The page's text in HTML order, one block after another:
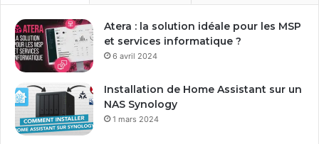
r
e
a
d
s
e
Atera : la solution idéale pour les MSP
et services informatique ?
6 avril 2024
Installation de Home Assistant sur un
NAS Synology
1 mars 2024